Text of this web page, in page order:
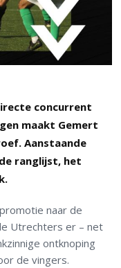
concurrent
maakt Gemert
Aanstaande
ranglijst, het
naar de
Utrechters er – net
ontknoping
de vingers.